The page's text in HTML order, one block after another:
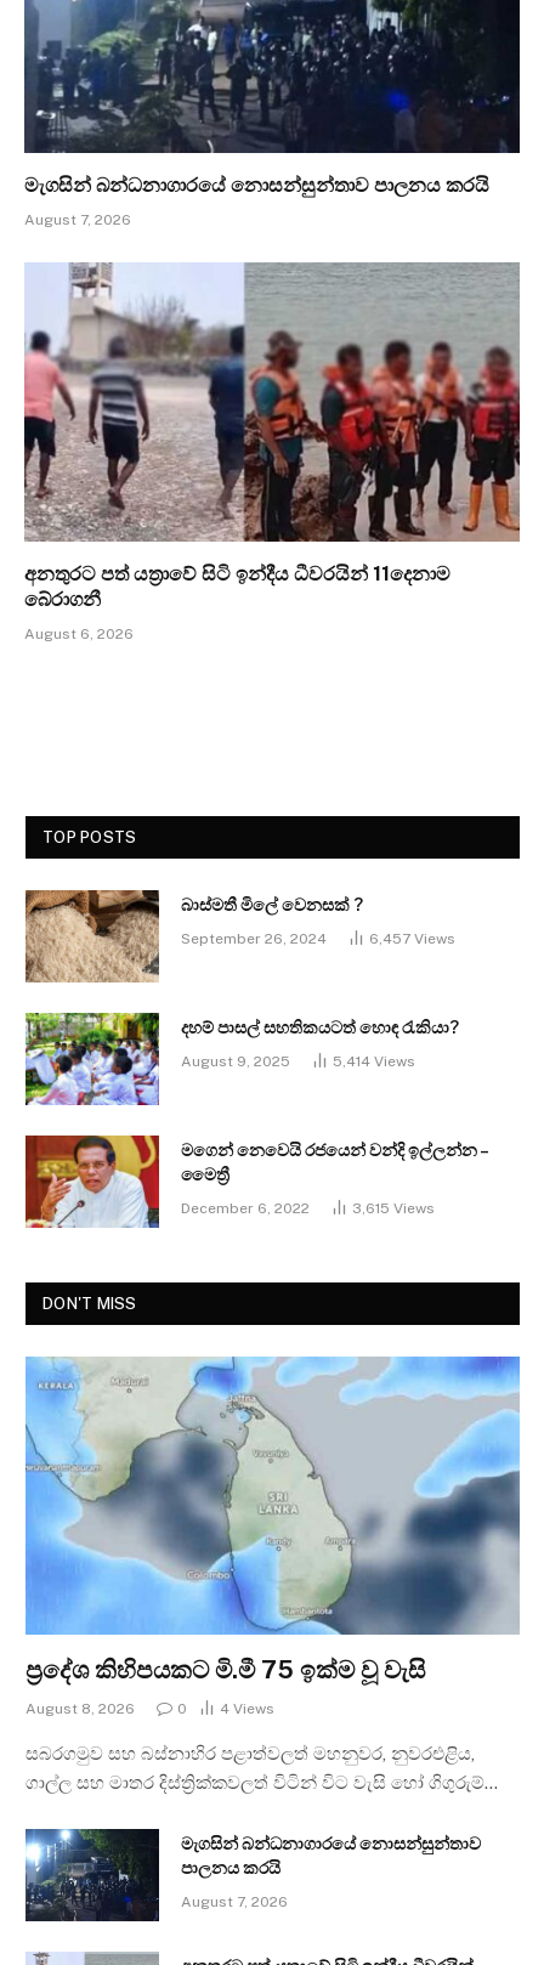
මැගසින් බන්ධනාගාරයේ නොසන්සුන්තාව පාලනය කරයි
August 7, 2026
අනතුරට පත් යත්‍රාවේ සිටි ඉන්දීය ධීවරයින් 11දෙනාම
බේරාගනී
August 6, 2026
TOP POSTS
බාස්මතී මිලේ වෙනසක් ?
September 26, 2024 6,457 Views
දහම් පාසල් සහතිකයටත් හොඳ රැකියා?
August 9, 2025 5,414 Views
මගෙන් නෙවෙයි රජයෙන් වන්දි ඉල්ලන්න –
මෛත්‍රී
December 6, 2022 3,615 Views
DON'T MISS
ප්‍රදේශ කිහිපයකට මි.මී 75 ඉක්ම වූ වැසි
August 8, 2026 0 4 Views
සබරගමුව සහ බස්නාහිර පළාත්වලත් මහනුවර, නුවරඑළිය,
ගාල්ල සහ මාතර දිස්ත්‍රික්කවලත් විටින් විට වැසි හෝ ගිගුරුම්…
මැගසින් බන්ධනාගාරයේ නොසන්සුන්තාව
පාලනය කරයි
August 7, 2026